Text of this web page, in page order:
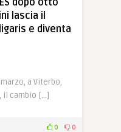
dopo otto
lascia il
e diventa
a Viterbo,
il cambio […]
0 0